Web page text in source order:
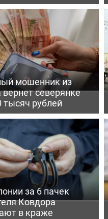
мошенник из
северянке
тысяч рублей
за 6 пачек
Ковдора
в краже